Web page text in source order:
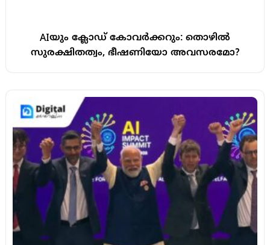
AIയും ക്ലോഡ് കോവർക്കറും: തൊഴിൽ
സുരക്ഷിതത്വം, ഭീഷണിയോ അവസരമോ?